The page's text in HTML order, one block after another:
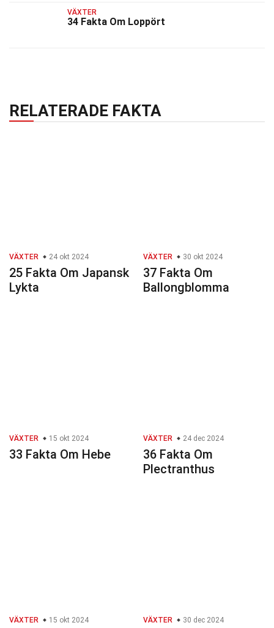
VÄXTER
34 Fakta Om Loppört
RELATERADE FAKTA
VÄXTER 24 okt 2024
25 Fakta Om Japansk
Lykta
VÄXTER 30 okt 2024
37 Fakta Om
Ballongblomma
VÄXTER 15 okt 2024
33 Fakta Om Hebe
VÄXTER 24 dec 2024
36 Fakta Om
Plectranthus
VÄXTER 15 okt 2024 VÄXTER 30 dec 2024